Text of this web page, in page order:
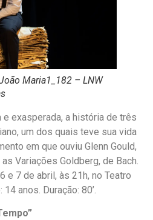
Maria1_182 – LNW
e exasperada, a história de três
um dos quais teve sua vida
em que ouviu Glenn Gould,
Variações Goldberg, de Bach.
e 7 de abril, às 21h, no Teatro
anos. Duração: 80’.